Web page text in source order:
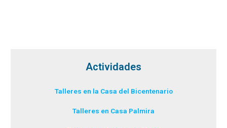
Actividades
Talleres en la Casa del Bicentenario
Talleres en Casa Palmira